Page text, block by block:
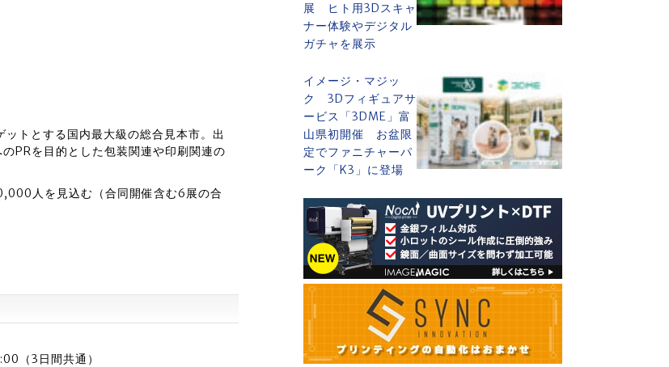
トとする国内最大級の総合見本市。出
PRを目的とした包装関連や印刷関連の
人を見込む（合同開催含む6展の合
（3日間共通）
展 ヒト用3Dスキャ
ナー体験やデジタル
ガチャを展示
イメージ・マジッ
ク 3Dフィギュアサ
ービス「3DME」富
山県初開催 お盆限
定でファニチャーパ
ーク「K3」に登場